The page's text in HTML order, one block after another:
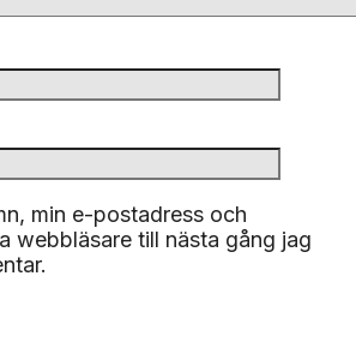
min e-postadress och
webbläsare till nästa gång jag